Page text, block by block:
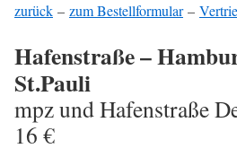
zurück – zum Bestellformular–
Hafenstraße –
St.Pauli
mpz und Hafenstraße
16 €